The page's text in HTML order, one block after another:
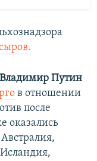
Владимир Путин
в отношении
после
оказались